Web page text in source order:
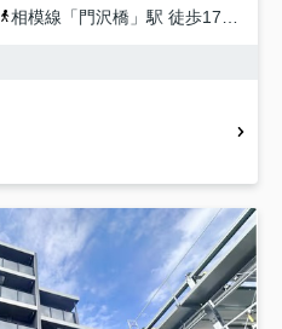
相模線 「 門沢橋 」駅 徒歩17分